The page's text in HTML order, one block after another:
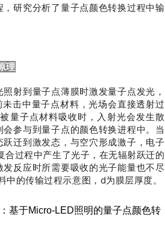
研究分析了量子点颜色转换过程中输
理
射到量子点薄膜时激发量子点发光，
击中量子点材料，光场会直接透射过
量子点材料吸收时，入射光会发生散
参与到量子点的颜色转换进程中。当
迁到激发态，与空穴形成激子，电子
过程中产生了光子，在无辐射跃迁的
反应时所需要吸收的光子能量也不尽
的传输过程示意图，d为膜层厚度。